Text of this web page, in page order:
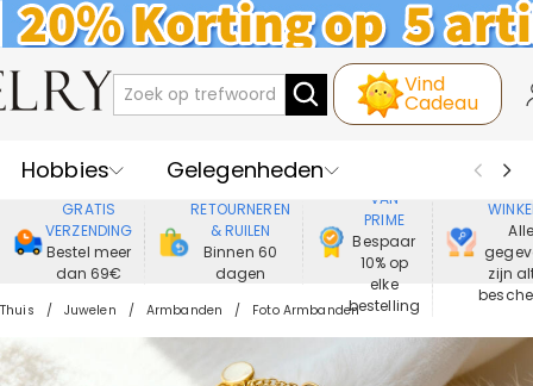
Vind
Cadeau
Hobbies
Gelegenheden
Recipienten
Best Verkochte
Nieuwe
Juwelen
Wonen&Leven
GRATIS
VERZENDING
Bestel meer
dan 69€
RETOURNEREN
& RUILEN
Binnen 60
dagen
VAN
PRIME
Bespaar
10% op
elke
bestelling
Alle
zijn
Thuis Juwelen Armbanden Foto Armbanden